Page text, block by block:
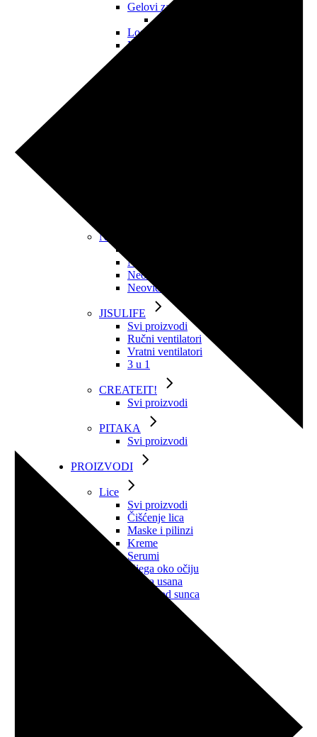
Gelovi za tuširanje
Svi proizvodi
Losioni za tijelo
Mirisni sapuni
NEOVIDERM
Neoviderm emulzija
Neoviderm SPF50+
Neoviderm tonirani SPF50+
JISULIFE
Svi proizvodi
Ručni ventilatori
Vratni ventilatori
3 u 1
CREATEIT!
Svi proizvodi
PITAKA
Svi proizvodi
PROIZVODI
Lice
Svi proizvodi
Čišćenje lica
Maske i pilinzi
Kreme
Serumi
Njega oko očiju
Njega usana
Zaštita od sunca